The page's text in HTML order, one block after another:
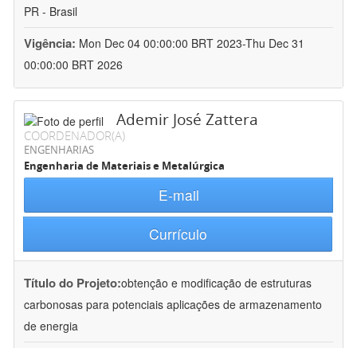
PR - Brasil
Vigência: Mon Dec 04 00:00:00 BRT 2023-Thu Dec 31
00:00:00 BRT 2026
Ademir José Zattera
COORDENADOR(A)
ENGENHARIAS
Engenharia de Materiais e Metalúrgica
E-mail
Currículo
Título do Projeto:obtenção e modificação de estruturas
carbonosas para potenciais aplicações de armazenamento
de energia